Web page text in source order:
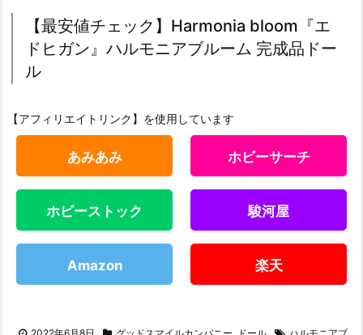
【最安値チェック】Harmonia bloom『エ
ドヒガン』ハルモニアブルーム 完成品ドー
ル
【アフィリエイトリンク】を使用しています
あみあみ ホビーサーチ
ホビーストック 駿河屋
Amazon 楽天